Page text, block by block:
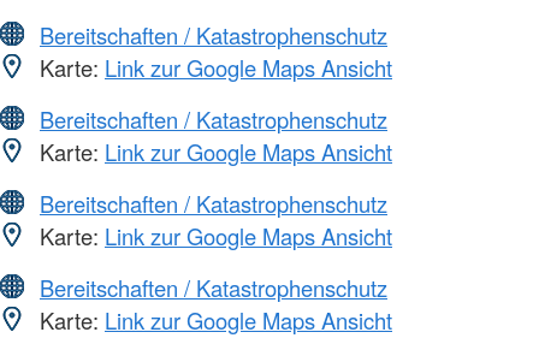
Bereitschaften / Katastrophenschutz
Karte: Link zur Google Maps Ansicht
Bereitschaften / Katastrophenschutz
Karte: Link zur Google Maps Ansicht
Bereitschaften / Katastrophenschutz
Karte: Link zur Google Maps Ansicht
Bereitschaften / Katastrophenschutz
Karte: Link zur Google Maps Ansicht